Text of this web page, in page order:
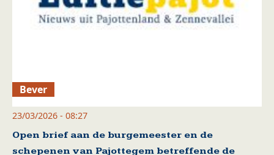
Bever
23/03/2026 - 08:27
Open brief aan de burgemeester en de
schepenen van Pajottegem betreffende de